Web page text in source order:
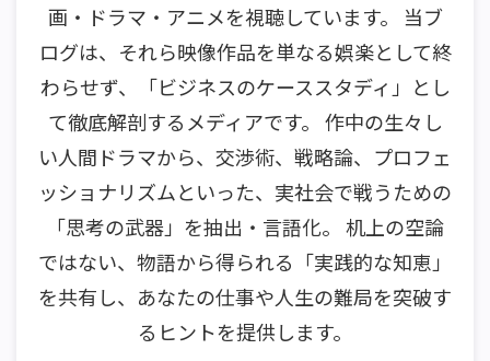
画・ドラマ・アニメを視聴しています。 当ブ
ログは、それら映像作品を単なる娯楽として終
わらせず、「ビジネスのケーススタディ」とし
て徹底解剖するメディアです。 作中の生々し
い人間ドラマから、交渉術、戦略論、プロフェ
ッショナリズムといった、実社会で戦うための
「思考の武器」を抽出・言語化。 机上の空論
ではない、物語から得られる「実践的な知恵」
を共有し、あなたの仕事や人生の難局を突破す
るヒントを提供します。